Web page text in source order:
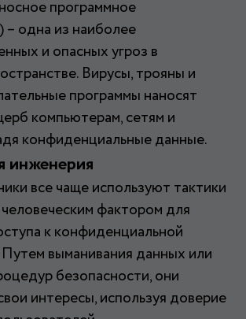
программное
– одна из наиболее
и опасных угроз в
Вирусы, трояны и
программы наносят
компьютерам, сетям и
конфиденциальные данные.
инженерия
все чаще используют тактики
фактором для
к конфиденциальной
выманивания данных или
безопасности, они
интересы, используя доверие